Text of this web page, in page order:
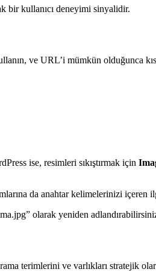
bir kullanıcı deneyimi sinyalidir.
ve URL’i mümkün olduğunca
ise, resimleri sıkıştırmak için
da anahtar kelimelerinizi
olarak yeniden
terimlerini ve varlıkları stratejik